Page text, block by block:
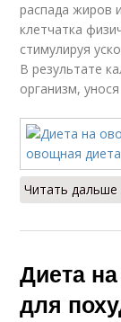
распада жиров
клетчатка
стимулируя
В результате
организм,
Читать
Диета
для